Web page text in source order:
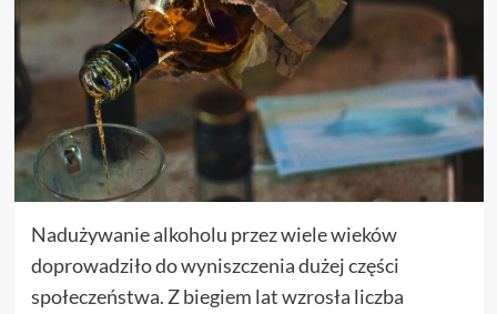
Nadużywanie alkoholu przez wiele wieków
doprowadziło do wyniszczenia dużej części
społeczeństwa. Z biegiem lat wzrosła liczba